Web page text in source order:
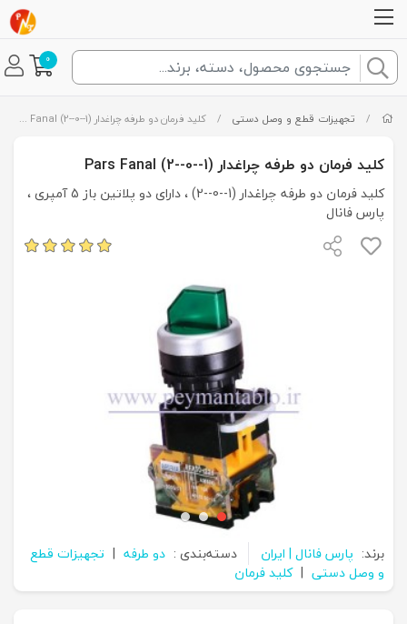
0
/ تجهیزات قطع و وصل دستی / کلید فرمان دو طرفه چراغدار (1--0--2) Pars Fanal
کلید فرمان دو طرفه چراغدار (1--0--2) Pars Fanal
کلید فرمان دو طرفه چراغدار (1--0--2) ، دارای دو پلاتین باز 5 آمپری ،
پارس فانال
برند: پارس فانال | ایران دسته‌بندی : دو طرفه | تجهیزات قطع
و وصل دستی | کلید فرمان